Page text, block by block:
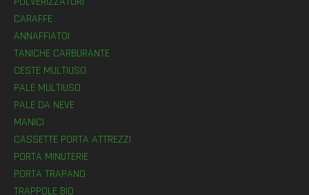
CARAFFE
ANNAFFIATOI
TANICHE CARBURANTE
CESTE MULTIUSO
PALE MULTIUSO
PALE DA NEVE
MANICI
CASSETTE PORTA ATTREZZI
PORTA MINUTERIE
PORTA TRAPANO
TRAPPOLE BIO